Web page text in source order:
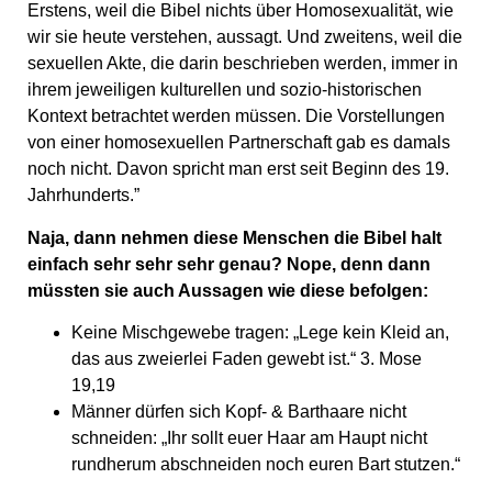
Erstens, weil die Bibel nichts über Homosexualität, wie
wir sie heute verstehen, aussagt. Und zweitens, weil die
sexuellen Akte, die darin beschrieben werden, immer in
ihrem jeweiligen kulturellen und sozio-historischen
Kontext betrachtet werden müssen. Die Vorstellungen
von einer homosexuellen Partnerschaft gab es damals
noch nicht. Davon spricht man erst seit Beginn des 19.
Jahrhunderts.”
Naja, dann nehmen diese Menschen die Bibel halt
einfach sehr sehr sehr genau? Nope, denn dann
müssten sie auch Aussagen wie diese befolgen:
Keine Mischgewebe tragen: „Lege kein Kleid an,
das aus zweierlei Faden gewebt ist.“ 3. Mose
19,19
Männer dürfen sich Kopf- & Barthaare nicht
schneiden: „Ihr sollt euer Haar am Haupt nicht
rundherum abschneiden noch euren Bart stutzen.“